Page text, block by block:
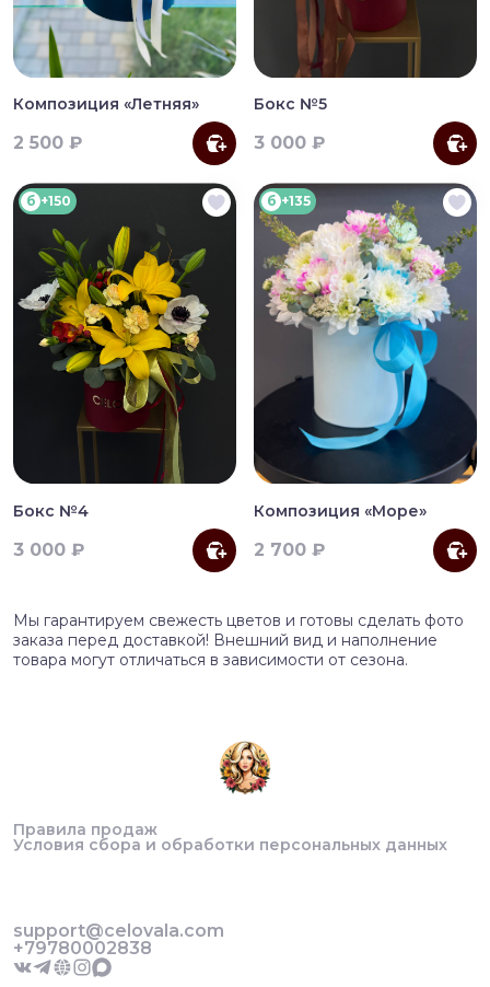
Композиция «Летняя»
2 500 ₽
Бокс №5
3 000 ₽
б +150
Бокс №4
3 000 ₽
б +135
Композиция «Море»
2 700 ₽
Мы гарантируем свежесть цветов и готовы сделать фото
заказа перед доставкой! Внешний вид и наполнение
товара могут отличаться в зависимости от сезона.
Правила продаж
Условия сбора и обработки персональных данных
support@celovala.com
+79780002838